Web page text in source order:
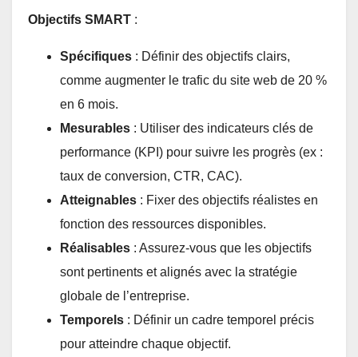
Objectifs SMART :
Spécifiques : Définir des objectifs clairs,
comme augmenter le trafic du site web de 20 %
en 6 mois.
Mesurables : Utiliser des indicateurs clés de
performance (KPI) pour suivre les progrès (ex :
taux de conversion, CTR, CAC).
Atteignables : Fixer des objectifs réalistes en
fonction des ressources disponibles.
Réalisables : Assurez-vous que les objectifs
sont pertinents et alignés avec la stratégie
globale de l’entreprise.
Temporels : Définir un cadre temporel précis
pour atteindre chaque objectif.